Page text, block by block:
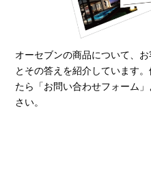
オーセブンの商品について、
とその答えを紹介しています
たら「お問い合わせフォーム
さい。